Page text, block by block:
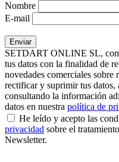
Nombre
E-mail
SETDART ONLINE SL,
tus datos con la finalidad de
novedades comerciales sobre
rectificar y suprimir tus datos,
consultando la información
datos en nuestra política de
He leído y acepto las
privacidad sobre el
Newsletter.